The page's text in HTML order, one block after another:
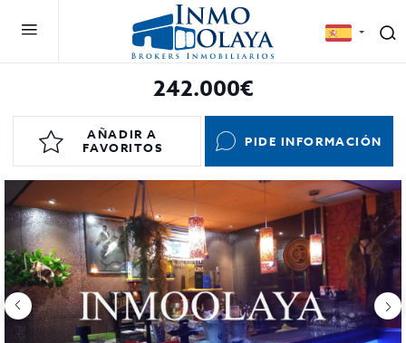
242.000€
AÑADIR A
FAVORITOS
PIDE INFORMACIÓN